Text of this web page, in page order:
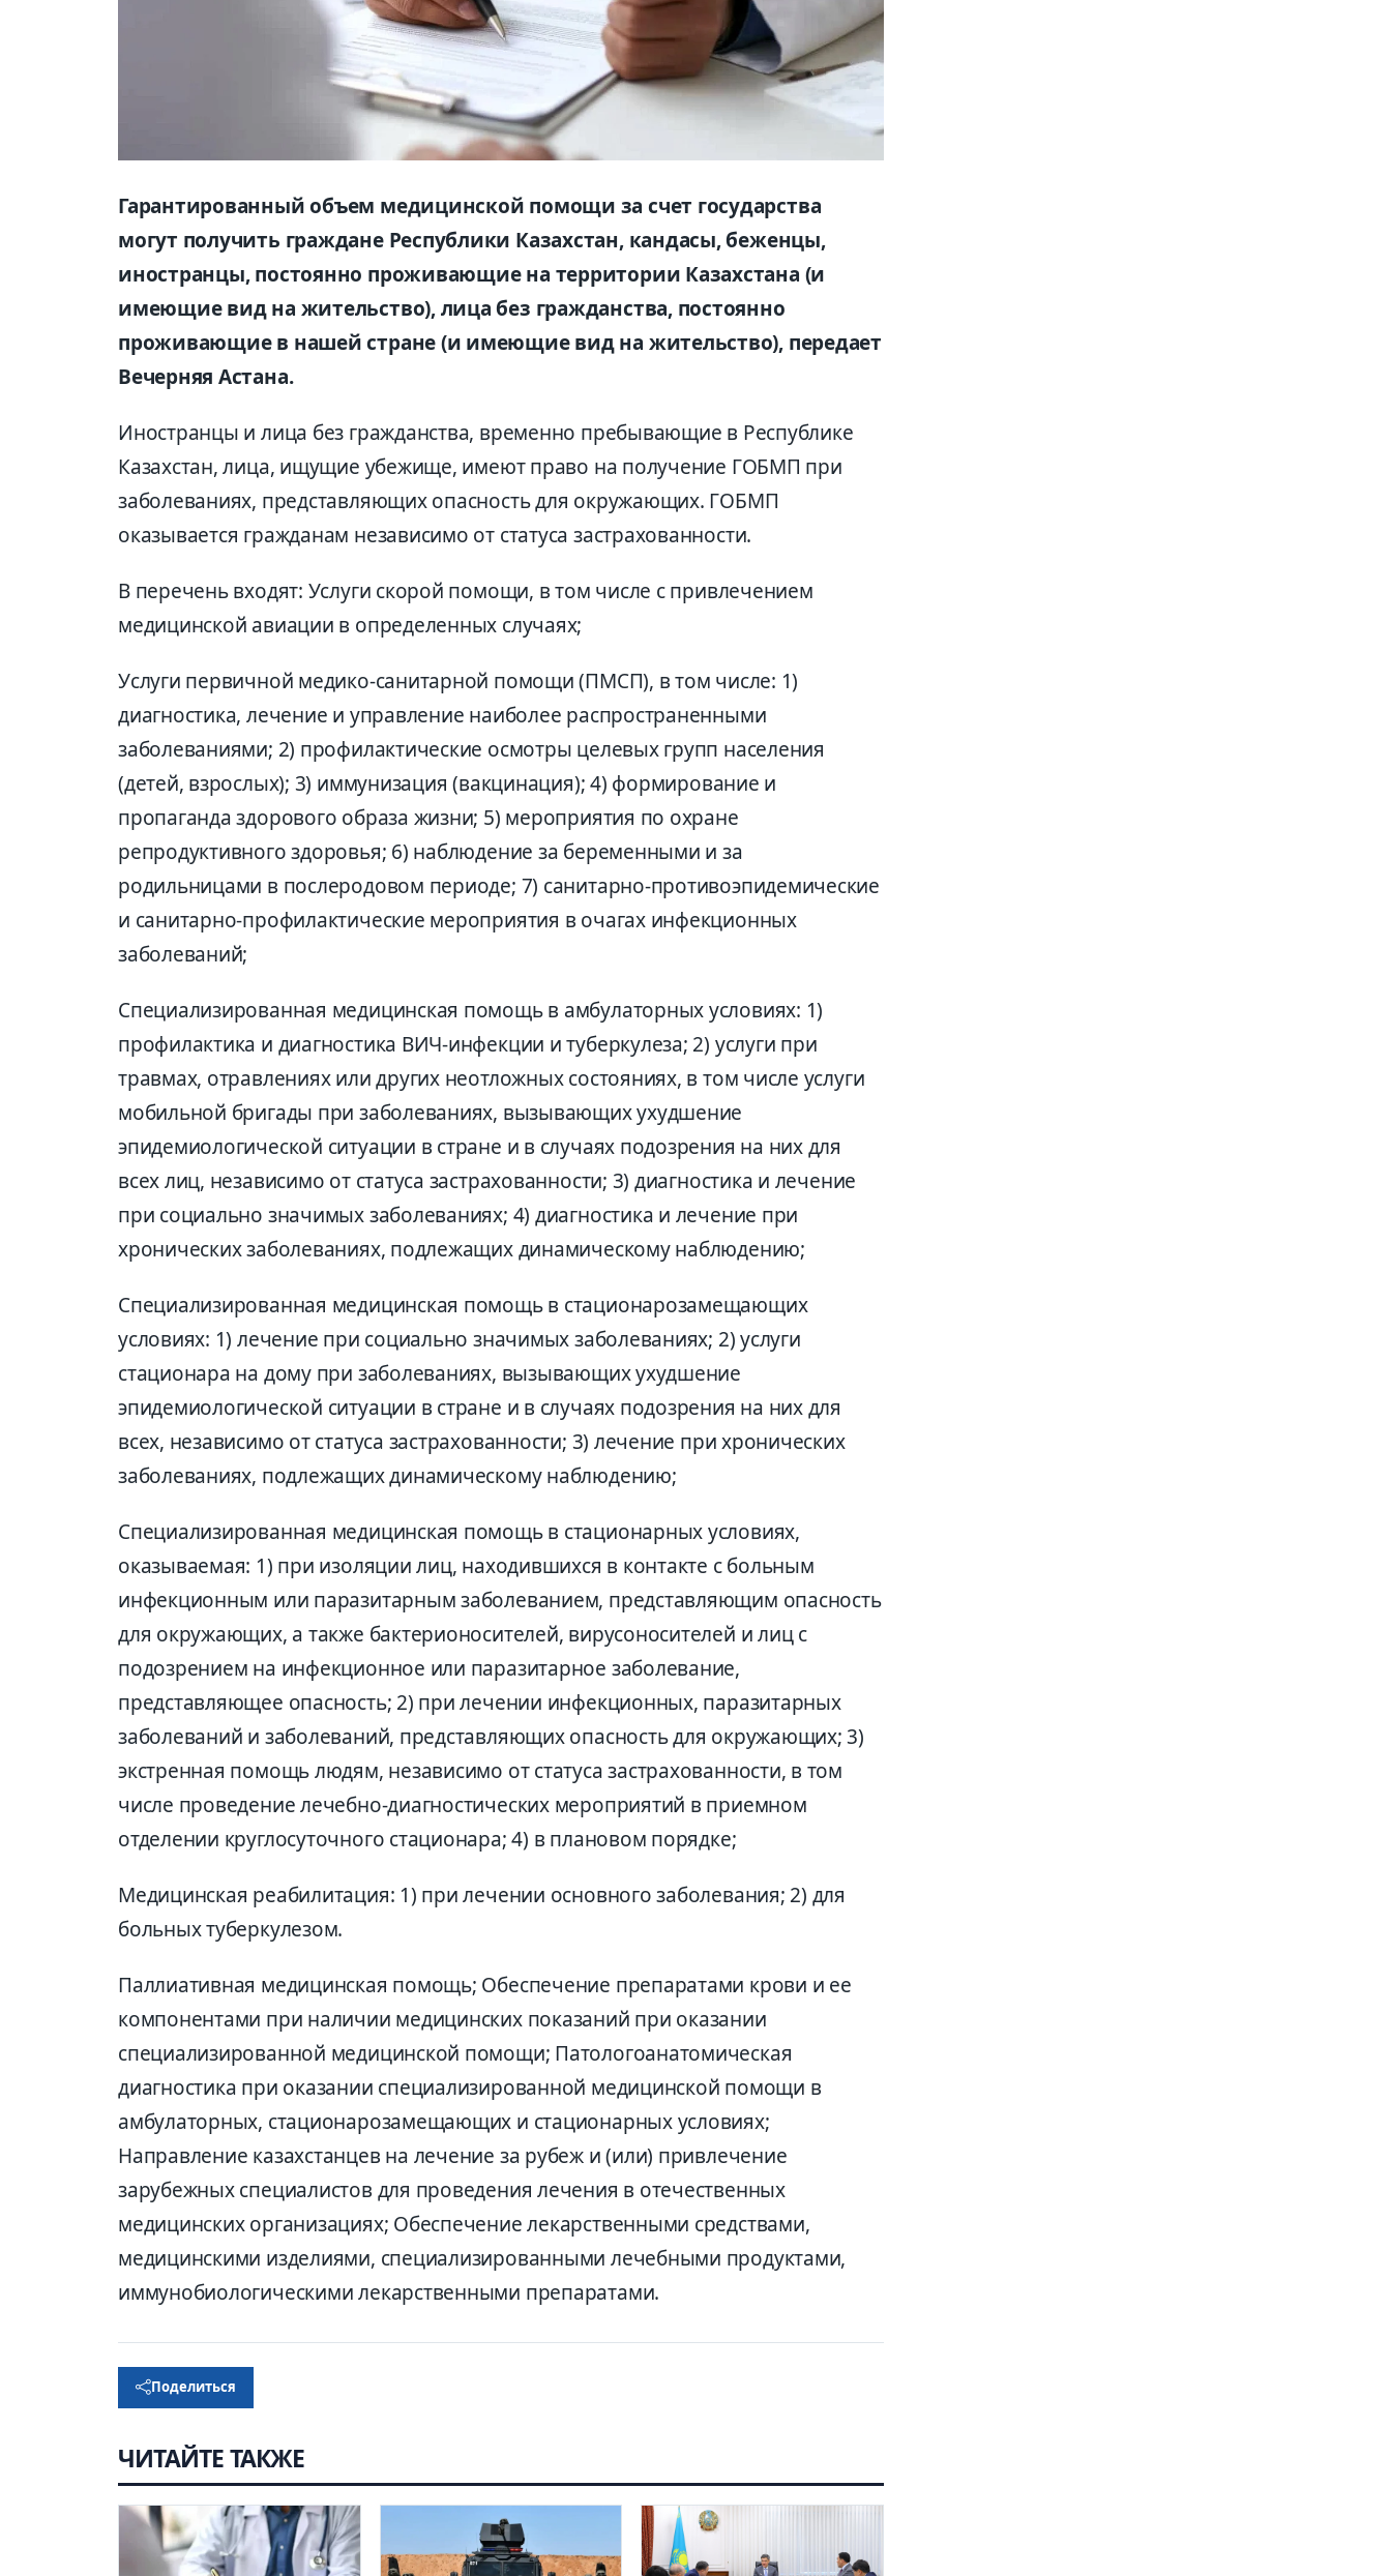
Гарантированный объем медицинской помощи за счет государства
могут получить граждане Республики Казахстан, кандасы, беженцы,
иностранцы, постоянно проживающие на территории Казахстана (и
имеющие вид на жительство), лица без гражданства, постоянно
проживающие в нашей стране (и имеющие вид на жительство), передает
Вечерняя Астана.
Иностранцы и лица без гражданства, временно пребывающие в Республике
Казахстан, лица, ищущие убежище, имеют право на получение ГОБМП при
заболеваниях, представляющих опасность для окружающих. ГОБМП
оказывается гражданам независимо от статуса застрахованности.
В перечень входят: Услуги скорой помощи, в том числе с привлечением
медицинской авиации в определенных случаях;
Услуги первичной медико-санитарной помощи (ПМСП), в том числе: 1)
диагностика, лечение и управление наиболее распространенными
заболеваниями; 2) профилактические осмотры целевых групп населения
(детей, взрослых); 3) иммунизация (вакцинация); 4) формирование и
пропаганда здорового образа жизни; 5) мероприятия по охране
репродуктивного здоровья; 6) наблюдение за беременными и за
родильницами в послеродовом периоде; 7) санитарно-противоэпидемические
и санитарно-профилактические мероприятия в очагах инфекционных
заболеваний;
Специализированная медицинская помощь в амбулаторных условиях: 1)
профилактика и диагностика ВИЧ-инфекции и туберкулеза; 2) услуги при
травмах, отравлениях или других неотложных состояниях, в том числе услуги
мобильной бригады при заболеваниях, вызывающих ухудшение
эпидемиологической ситуации в стране и в случаях подозрения на них для
всех лиц, независимо от статуса застрахованности; 3) диагностика и лечение
при социально значимых заболеваниях; 4) диагностика и лечение при
хронических заболеваниях, подлежащих динамическому наблюдению;
Специализированная медицинская помощь в стационарозамещающих
условиях: 1) лечение при социально значимых заболеваниях; 2) услуги
стационара на дому при заболеваниях, вызывающих ухудшение
эпидемиологической ситуации в стране и в случаях подозрения на них для
всех, независимо от статуса застрахованности; 3) лечение при хронических
заболеваниях, подлежащих динамическому наблюдению;
Специализированная медицинская помощь в стационарных условиях,
оказываемая: 1) при изоляции лиц, находившихся в контакте с больным
инфекционным или паразитарным заболеванием, представляющим опасность
для окружающих, а также бактерионосителей, вирусоносителей и лиц с
подозрением на инфекционное или паразитарное заболевание,
представляющее опасность; 2) при лечении инфекционных, паразитарных
заболеваний и заболеваний, представляющих опасность для окружающих; 3)
экстренная помощь людям, независимо от статуса застрахованности, в том
числе проведение лечебно-диагностических мероприятий в приемном
отделении круглосуточного стационара; 4) в плановом порядке;
Медицинская реабилитация: 1) при лечении основного заболевания; 2) для
больных туберкулезом.
Паллиативная медицинская помощь; Обеспечение препаратами крови и ее
компонентами при наличии медицинских показаний при оказании
специализированной медицинской помощи; Патологоанатомическая
диагностика при оказании специализированной медицинской помощи в
амбулаторных, стационарозамещающих и стационарных условиях;
Направление казахстанцев на лечение за рубеж и (или) привлечение
зарубежных специалистов для проведения лечения в отечественных
медицинских организациях; Обеспечение лекарственными средствами,
медицинскими изделиями, специализированными лечебными продуктами,
иммунобиологическими лекарственными препаратами.
Поделиться
ЧИТАЙТЕ ТАКЖЕ